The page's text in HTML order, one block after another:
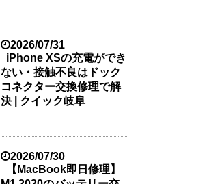
2026/07/31
iPhone XSの充電ができ
ない・接触不良はドック
コネクター交換修理で解
決 | クイック岐阜
2026/07/30
【MacBook即日修理】